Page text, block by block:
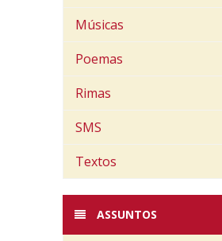
Músicas
Poemas
Rimas
SMS
Textos
ASSUNTOS